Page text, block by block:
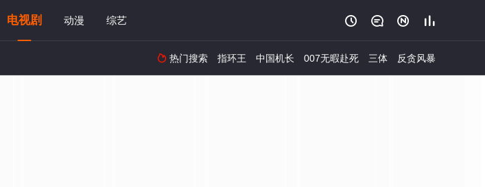
电视剧 动漫 综艺    
 热门搜索 指环王 中国机长 007无暇赴死 三体 反贪风暴